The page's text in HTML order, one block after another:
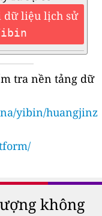
dữ liệu lịch sử
tra nền tảng dữ
yibin/huangjinz
không